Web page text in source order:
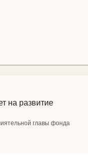
на развитие
главы фонда